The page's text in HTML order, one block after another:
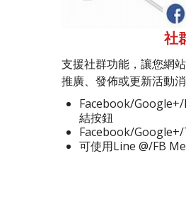
社
支援社群功能，讓您網
推廣、發佈或更新活動
Facebook/
結按鈕
Facebook/
可使用Line @/FB